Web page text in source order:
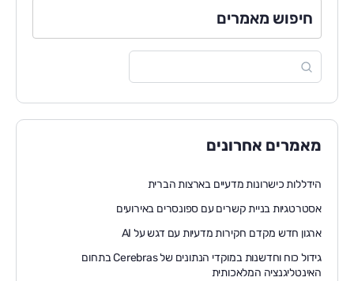
חיפוש מאמרים
מאמרים אחרונים
הידללות כישרונות מדעיים בארצות הברית
אסטרטגיות בניית קשרים עם ספונסרים באירועים
ארגון חדש מקדם חקירות מדעיות עם דגש על AI
גידול כוח וחדשנות במוקדי הנתונים של Cerebras בתחום
האינטליגנציה המלאכותית